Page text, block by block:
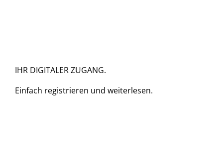
IHR DIGITALER ZUGANG.
Einfach registrieren und weiterlesen.